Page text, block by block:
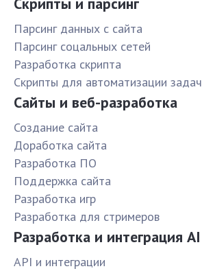
Парсинг данных с сайта
Парсинг соцальных сетей
Разработка скрипта
Скрипты для автоматизации задач
Сайты и веб-разработка
Создание сайта
Доработка сайта
Разработка ПО
Поддержка сайта
Разработка игр
Разработка для стримеров
Разработка и интеграция AI
API и интеграции